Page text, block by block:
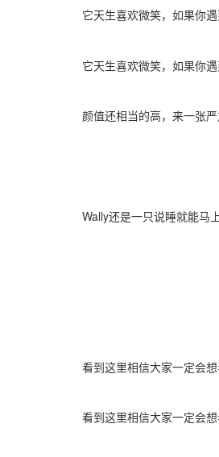
它天生喜欢微笑，如果你
它天生喜欢微笑，如果你
颜值还相当的高，来一张
Wally还是一只说睡就能马
看到这里相信大家一定会
看到这里相信大家一定会